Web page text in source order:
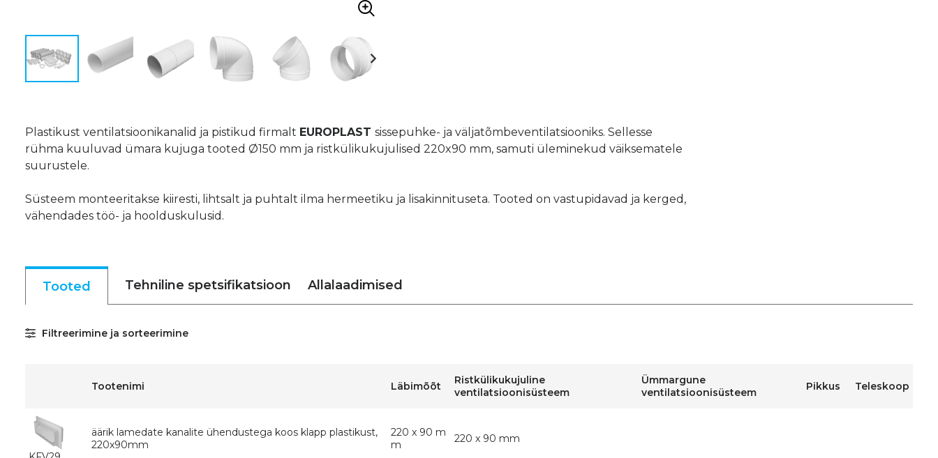
Plastikust ventilatsioonikanalid ja pistikud firmalt EUROPLAST sissepuhke- ja väljatõmbeventilatsiooniks. Sellesse
rühma kuuluvad ümara kujuga tooted Ø150 mm ja ristkülikukujulised 220x90 mm, samuti üleminekud väiksematele
suurustele.
Süsteem monteeritakse kiiresti, lihtsalt ja puhtalt ilma hermeetiku ja lisakinnituseta. Tooted on vastupidavad ja kerged,
vähendades töö- ja hoolduskulusid.
Tooted Tehniline spetsifikatsioon Allalaadimised
Filtreerimine ja sorteerimine
Tootenimi Läbimõõt
Ristkülikukujuline
ventilatsioonisüsteem
Ümmargune
ventilatsioonisüsteem
Pikkus Teleskoop
äärik lamedate kanalite ühendustega koos klapp plastikust,
220x90mm
220 x 90 m
m
220 x 90 mm